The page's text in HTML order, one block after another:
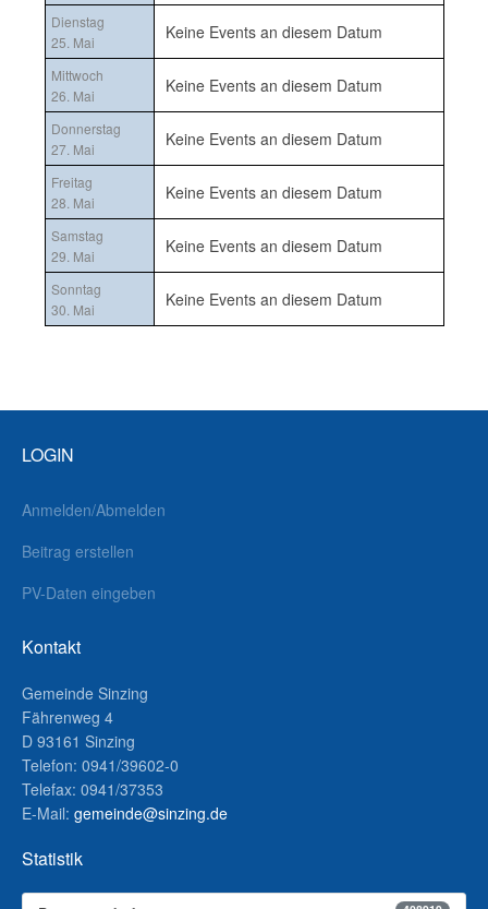
Dienstag
25. Mai
Keine Events an diesem Datum
Mittwoch
26. Mai
Keine Events an diesem Datum
Donnerstag
27. Mai
Keine Events an diesem Datum
Freitag
28. Mai
Keine Events an diesem Datum
Samstag
29. Mai
Keine Events an diesem Datum
Sonntag
30. Mai
Keine Events an diesem Datum
LOGIN
Anmelden/Abmelden
Beitrag erstellen
PV-Daten eingeben
Kontakt
Gemeinde Sinzing
Fährenweg 4
D 93161 Sinzing
Telefon: 0941/39602-0
Telefax: 0941/37353
E-Mail: gemeinde@sinzing.de
Statistik